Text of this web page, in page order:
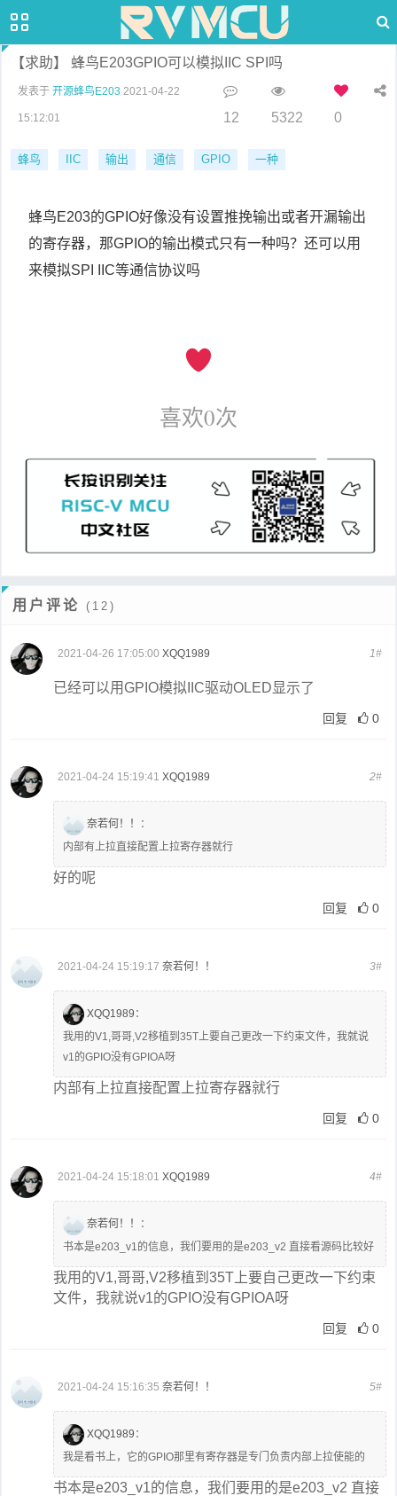
【求助】 蜂鸟E203GPIO可以模拟IIC SPI吗
发表于 开源蜂鸟E203 2021-04-22
15:12:01 12 5322 0
蜂鸟 IIC 输出 通信 GPIO 一种
蜂鸟E203的GPIO好像没有设置推挽输出或者开漏输出
的寄存器，那GPIO的输出模式只有一种吗？还可以用
来模拟SPI IIC等通信协议吗
喜欢0次
用户评论 (12)
2021-04-26 17:05:00 XQQ1989 1#
已经可以用GPIO模拟IIC驱动OLED显示了
回复 0
2021-04-24 15:19:41 XQQ1989 2#
奈若何！！
：
内部有上拉直接配置上拉寄存器就行
好的呢
回复 0
2021-04-24 15:19:17 奈若何！！ 3#
XQQ1989 ：
我用的V1,哥哥,V2移植到35T上要自己更改一下约束文件，我就说
v1的GPIO没有GPIOA呀
内部有上拉直接配置上拉寄存器就行
回复 0
2021-04-24 15:18:01 XQQ1989 4#
奈若何！！
：
书本是e203_v1的信息，我们要用的是e203_v2 直接看源码比较好
我用的V1,哥哥,V2移植到35T上要自己更改一下约束
文件，我就说v1的GPIO没有GPIOA呀
回复 0
2021-04-24 15:16:35 奈若何！！ 5#
XQQ1989 ：
我是看书上，它的GPIO那里有寄存器是专门负责内部上拉使能的
书本是e203_v1的信息，我们要用的是e203_v2 直接